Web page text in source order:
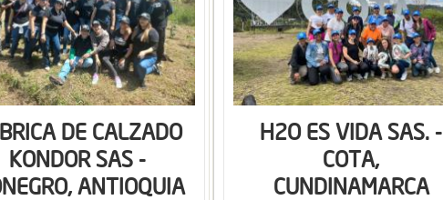
DE CALZADO
KONDOR SAS -
ANTIOQUIA
H2O ES VIDA SAS. -
COTA,
CUNDINAMARCA